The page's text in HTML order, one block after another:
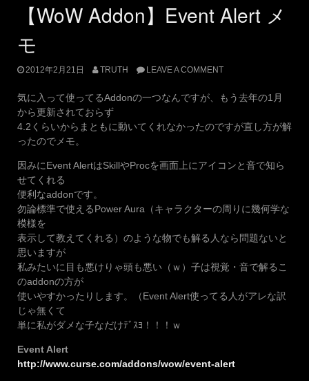
【WoW Addon】Event Alert メ
モ
2012年2月21日 TRUTH LEAVE A COMMENT
気に入って使ってるAddonの一つなんですが、もう去年の1月
から更新されておらず
4.2くらいからまともに動いてくれなかったのですが直し方が解
ったのでメモ。
因みにEvent AlertはSkillやProcを画面上にアイコンと音で知ら
せてくれる
便利なaddonです。
勿論標準で使えるPower Aura（キャラクターの周りに幾何学な
模様を
表示して教えてくれる）のような物でも解る人なら問題ないと
思いますが
私みたいに目も悪けりゃ頭も悪い（ｗ）子は視覚・音で解るこ
のaddonの方が
使いやすかったりします。（Event Alert使ってる人がアレな訳
じゃ無くて
単に私がダメな子なだけﾃﾞｽﾖ！！！ｗ
Event Alert
http://www.curse.com/addons/wow/event-alert